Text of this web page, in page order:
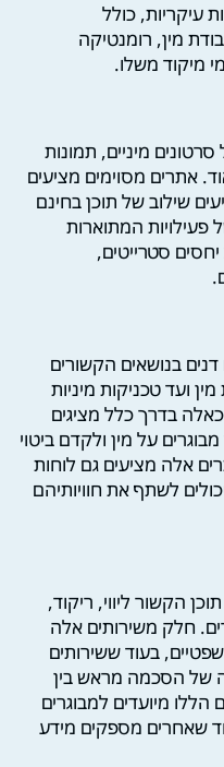
עיקריות, כולל
מין, רומנטיקה
מיקוד משלו.
מיניים, תמונות
אתרים מסוימים מציעים
שילוב של תוכן בחינם
פעילויות המתוארות
סטרייטים,
בנושאים הקשורים
ועד טכניקות מיניות
בדרך כלל מציגים
על מין ולקדם ביטוי
אלה מציעים גם לוחות
לשתף את חוויותיהם
הקשור ליווי, ריקוד,
חלק משירותים אלה
בעוד ששירותים
של הסכמה מראש בין
מיועדים למבוגרים
שאחרים מספקים מידע